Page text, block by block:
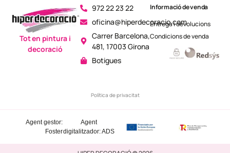
972 22 23 22
oficina@hiperdecoracio.com
Carrer Barcelona,
481, 17003 Girona
Botigues
Política de privacitat
Tot en pintura i
decoració
Informació de venda
Entrega i devolucions
Condicions de venda
Agent
digitalitzador: ADS
Agent gestor:
Foster